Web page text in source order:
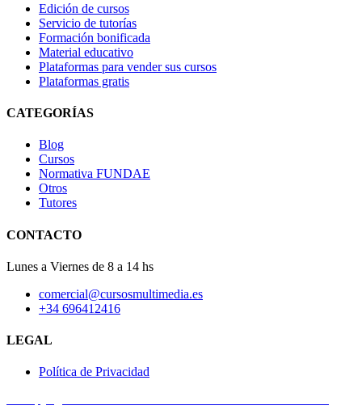
Edición de cursos
Servicio de tutorías
Formación bonificada
Material educativo
Plataformas para vender sus cursos
Plataformas gratis
CATEGORÍAS
Blog
Cursos
Normativa FUNDAE
Otros
Tutores
CONTACTO
Lunes a Viernes de 8 a 14 hs
comercial@cursosmultimedia.es
+34 696412416
LEGAL
Política de Privacidad